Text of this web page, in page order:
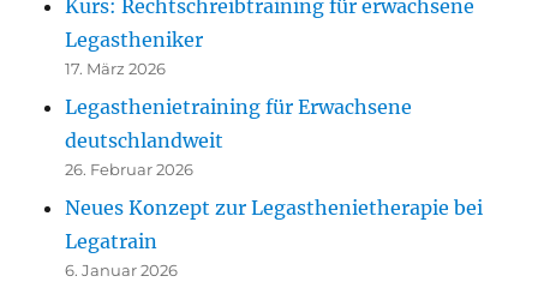
Kurs: Rechtschreibtraining für erwachsene
Legastheniker
17. März 2026
Legasthenietraining für Erwachsene
deutschlandweit
26. Februar 2026
Neues Konzept zur Legasthenietherapie bei
Legatrain
6. Januar 2026